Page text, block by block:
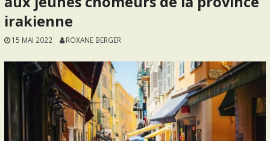
irakienne
15 MAI 2022 ROXANE BERGER